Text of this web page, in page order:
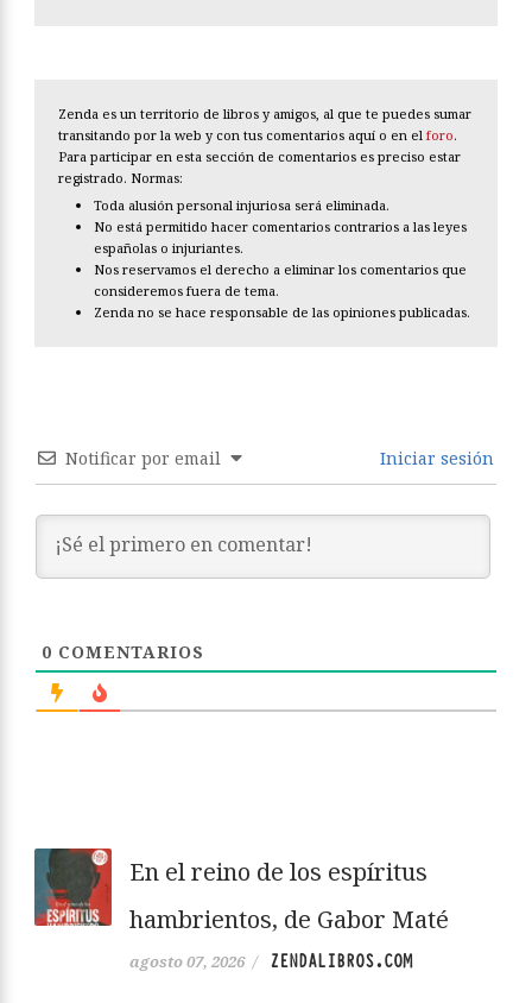
Zenda es un territorio de libros y amigos, al que te puedes sumar
transitando por la web y con tus comentarios aquí o en el foro.
Para participar en esta sección de comentarios es preciso estar
registrado. Normas:
Toda alusión personal injuriosa será eliminada.
No está permitido hacer comentarios contrarios a las leyes
españolas o injuriantes.
Nos reservamos el derecho a eliminar los comentarios que
consideremos fuera de tema.
Zenda no se hace responsable de las opiniones publicadas.
Notificar por email Iniciar sesión
0 COMENTARIOS
En el reino de los espíritus
hambrientos, de Gabor Maté
agosto 07, 2026 / ZENDALIBROS.COM